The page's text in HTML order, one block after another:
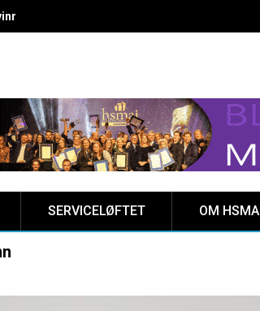
kåret på Clarion Hotel The HUB
SERVICELØFTET OM HSMAI